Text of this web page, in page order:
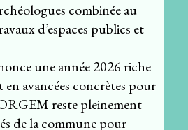
combinée au
d’espaces publics et
une année 2026 riche
en avancées concrètes pour
reste pleinement
de la commune pour